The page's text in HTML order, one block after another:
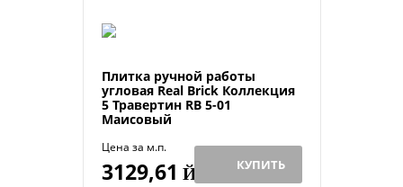
Плитка ручной работы
угловая Real Brick Коллекция
5 Травертин RB 5-01
Маисовый
Цена за м.п.
3129,61 Й КУПИТЬ